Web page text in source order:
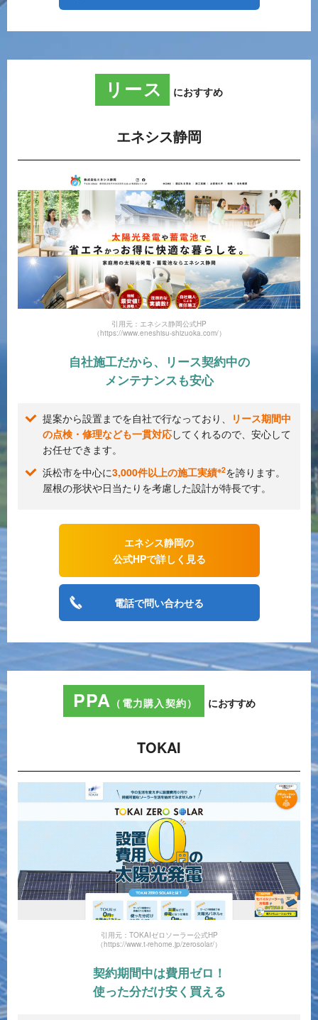
リース におすすめ
エネシス静岡
引用元：エネシス静岡公式HP
（https://www.eneshisu-shizuoka.com/）
自社施工だから、リース契約中の
メンテナンスも安心
提案から設置までを自社で行なっており、
リース期間中
の点検・修理なども一貫対応してくれるので、安心して
お任せできます。
浜松市を中心に3,000件以上の施工実績※2を誇ります。
屋根の形状や日当たりを考慮した設計が特長です。
エネシス静岡の
公式HPで詳しく見る
電話で問い合わせる
PPA （電力購入契約） におすすめ
TOKAI
引用元：TOKAIゼロソーラー公式HP
（https://www.t-rehome.jp/zerosolar/）
契約期間中は費用ゼロ！
使った分だけ安く買える